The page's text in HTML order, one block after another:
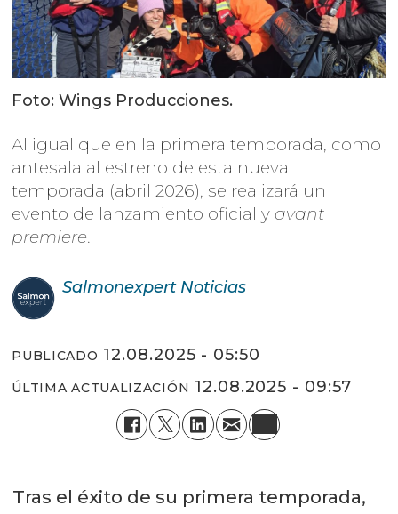
Foto: Wings Producciones.
Al igual que en la primera temporada, como
antesala al estreno de esta nueva
temporada (abril 2026), se realizará un
evento de lanzamiento oficial y avant
premiere.
Salmonexpert Noticias
PUBLICADO 12.08.2025 - 05:50
ÚLTIMA ACTUALIZACIÓN 12.08.2025 - 09:57
Tras el éxito de su primera temporada,